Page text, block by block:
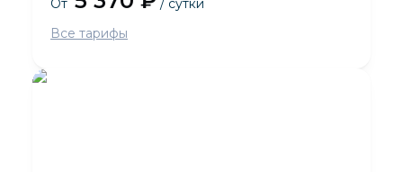
От
/ сутки
Все тарифы